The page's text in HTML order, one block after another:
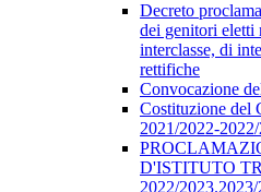
Decreto
dei genitori eletti
interclasse, di
rettifiche
Convocazione
Costituzione del
2021/2022-
D'ISTITUTO
2022/